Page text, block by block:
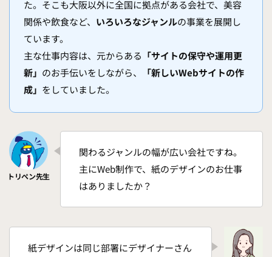
た。そこも大阪以外に全国に拠点がある会社で、美容
関係や飲食など、 いろいろなジャンルの事業を展開し
ています。
主な仕事内容は、元からある 「サイトの保守や運用更
新」 のお手伝いをしながら、
「新しいWebサイトの作
成」 をしていました。
関わるジャンルの幅が広い会社ですね。
主にWeb制作で、紙のデザインのお仕事
はありましたか？
紙デザインは同じ部署にデザイナーさん